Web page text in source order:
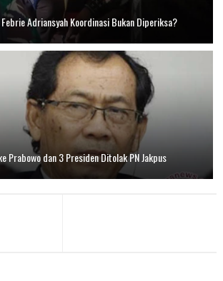
Adriansyah Koordinasi Bukan Diperiksa?
Prabowo dan 3 Presiden Ditolak PN Jakpus